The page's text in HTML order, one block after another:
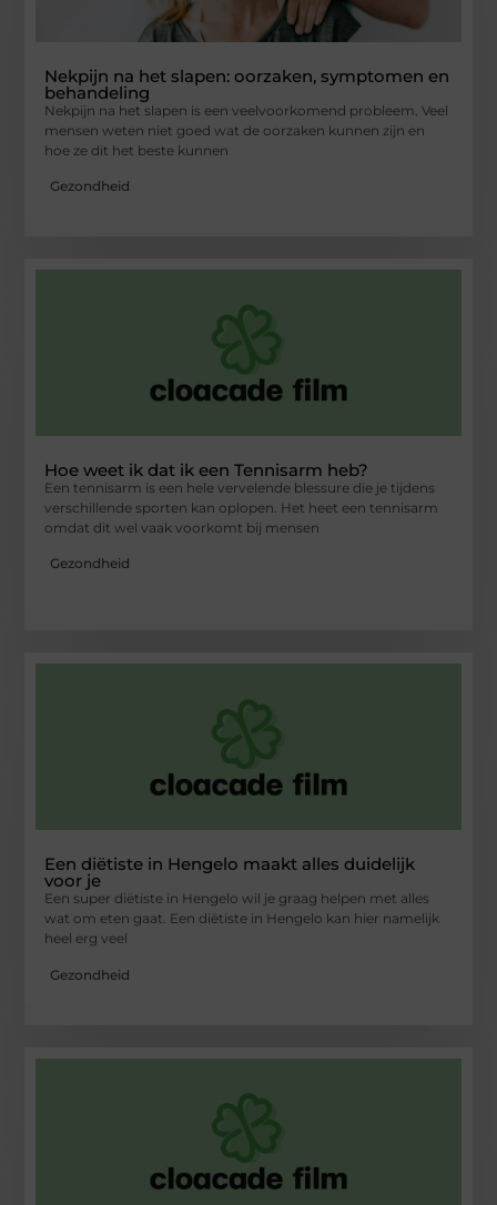
Nekpijn na het slapen: oorzaken, symptomen en
behandeling
Nekpijn na het slapen is een veelvoorkomend probleem. Veel
mensen weten niet goed wat de oorzaken kunnen zijn en
hoe ze dit het beste kunnen
Gezondheid
Hoe weet ik dat ik een Tennisarm heb?
Een tennisarm is een hele vervelende blessure die je tijdens
verschillende sporten kan oplopen. Het heet een tennisarm
omdat dit wel vaak voorkomt bij mensen
Gezondheid
Een diëtiste in Hengelo maakt alles duidelijk
voor je
Een super diëtiste in Hengelo wil je graag helpen met alles
wat om eten gaat. Een diëtiste in Hengelo kan hier namelijk
heel erg veel
Gezondheid